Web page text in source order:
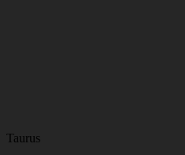
Taurus